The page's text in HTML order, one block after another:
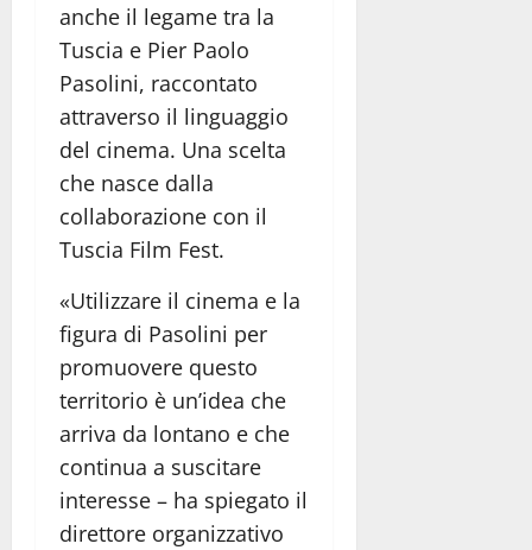
anche il legame tra la
Tuscia e Pier Paolo
Pasolini, raccontato
attraverso il linguaggio
del cinema. Una scelta
che nasce dalla
collaborazione con il
Tuscia Film Fest.
«Utilizzare il cinema e la
figura di Pasolini per
promuovere questo
territorio è un’idea che
arriva da lontano e che
continua a suscitare
interesse – ha spiegato il
direttore organizzativo